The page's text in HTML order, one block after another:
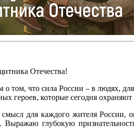
Отечества!
о том, что сила России – в людях,
героев, которые сегодня
для каждого жителя России,
глубокую